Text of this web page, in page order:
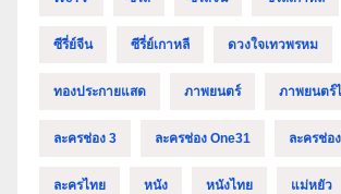
ซีรี่ย์จีน ซีรี่ย์เกาหลี ดวงใจเทวพรหม
ทองประกายแสด ภาพยนตร์ ภาพยนตร์
ละครช่อง 3 ละครช่อง One31 ละครช่อ
ละครไทย หนัง หนังไทย แม่หยัว